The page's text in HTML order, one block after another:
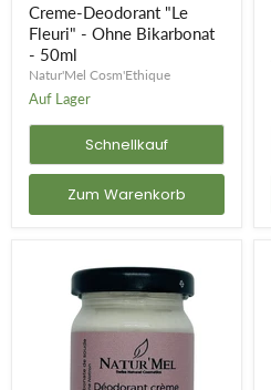
Ohne
Bikarbonat
50ml
Creme-Deodorant "Le
Fleuri" - Ohne Bikarbonat
- 50ml
Natur'Mel Cosm'Ethique
Auf Lager
Schnellkauf
Zum Warenkorb